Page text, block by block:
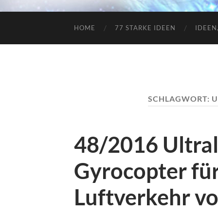
HOME 77 STARKE IDEEN
SCHLAGWORT:
48/2016
Gyrocopter
Luftverkehr